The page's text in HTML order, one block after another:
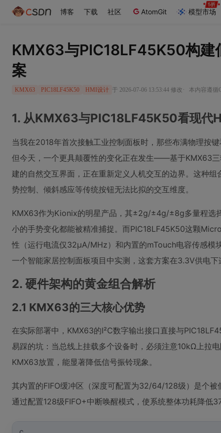
博客 下载 社区 AtomGit 模型市场
KMX63与PIC18LF45K50构建
案
KMX63 PIC18LF45K50 HMI设计 于 2026-07-06 13:53:44 修改 · 本内容遵循
1. 从KMX63与PIC18LF45K50看现代
当我在2018年首次接触工业控制面板时，那些布满物理按
但今天，一个更具颠覆性的变化正在发生——基于KMX63
建的自然交互界面，正在重新定义人机交互的边界。这种
势控制、倾斜感应等传统按钮无法比拟的交互维度。
KMX63作为Kionix的明星产品，其±2g/±4g/±8g多量程选
小的手势变化都能被精准捕捉。而PIC18LF45K50这颗
性（运行电流仅32μA/MHz）和内置的mTouch电容传感模
一个智能家居控制面板项目中实测，这套方案在3.3V供电
2. 硬件架构的黄金组合解析
2.1 KMX63的三大核心优势
在实际部署中，KMX63的I²C数字输出接口直接与
易踩的坑：当总线上挂载多个设备时，必须注意10kΩ上拉
KMX63放置，能显著降低信号振铃现象。
其内置的FIFO缓冲区（深度可配置为32/64/128级）是个
通过配置128级FIFO+中断唤醒模式，使系统整体功耗降低